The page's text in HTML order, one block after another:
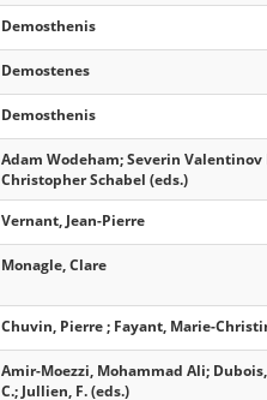
Demosthenis
Demostenes
Demosthenis
Adam Wodeham; Severin Valentinov
Christopher Schabel (eds.)
Vernant, Jean-Pierre
Monagle, Clare
Chuvin, Pierre ; Fayant, Marie-
Amir-Moezzi, Mohammad Ali; Dubois,
C.; Jullien, F. (eds.)